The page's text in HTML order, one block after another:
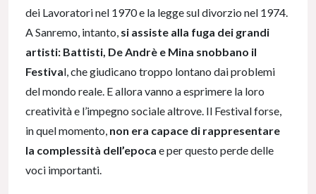
dei Lavoratori nel 1970 e la legge sul divorzio nel 1974.
A Sanremo, intanto, si assiste alla fuga dei grandi
artisti: Battisti, De Andrè e Mina snobbano il
Festival, che giudicano troppo lontano dai problemi
del mondo reale. E allora vanno a esprimere la loro
creatività e l’impegno sociale altrove. Il Festival forse,
in quel momento, non era capace di rappresentare
la complessità dell’epoca e per questo perde delle
voci importanti.